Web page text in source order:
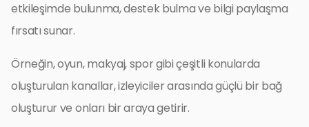
etkileşimde bulunma, destek bulma ve bilgi paylaşma
fırsatı sunar.
Örneğin, oyun, makyaj, spor gibi çeşitli konularda
oluşturulan kanallar, izleyiciler arasında güçlü bir bağ
oluşturur ve onları bir araya getirir.